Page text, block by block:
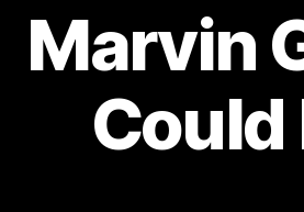
Marvin
Could